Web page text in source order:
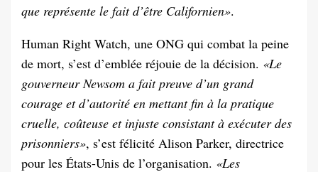
que représente le fait d’être Californien».
Human Right Watch, une ONG qui combat la peine
de mort, s’est d’emblée réjouie de la décision. «Le
gouverneur Newsom a fait preuve d’un grand
courage et d’autorité en mettant fin à la pratique
cruelle, coûteuse et injuste consistant à exécuter des
prisonniers», s’est félicité Alison Parker, directrice
pour les États-Unis de l’organisation. «Les